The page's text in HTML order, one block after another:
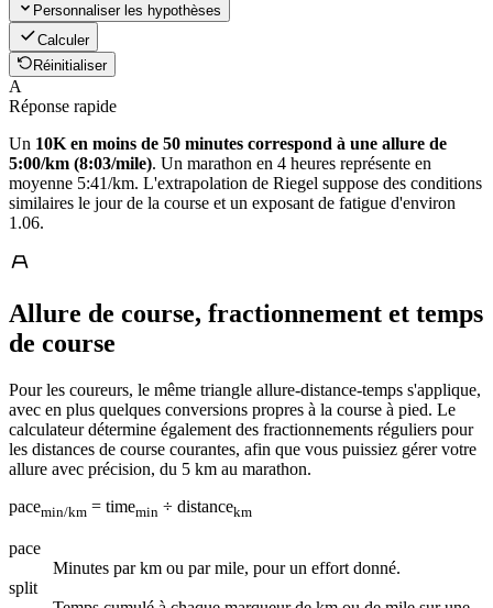
Personnaliser les hypothèses
Calculer
Réinitialiser
A
Réponse rapide
Un 10K en moins de 50 minutes correspond à une allure de
5:00/km (8:03/mile). Un marathon en 4 heures représente en
moyenne 5:41/km. L'extrapolation de Riegel suppose des conditions
similaires le jour de la course et un exposant de fatigue d'environ
1.06.
Allure de course, fractionnement et temps
de course
Pour les coureurs, le même triangle allure-distance-temps s'applique,
avec en plus quelques conversions propres à la course à pied. Le
calculateur détermine également des fractionnements réguliers pour
les distances de course courantes, afin que vous puissiez gérer votre
allure avec précision, du 5 km au marathon.
pacemin/km = timemin ÷ distancekm
pace
Minutes par km ou par mile, pour un effort donné.
split